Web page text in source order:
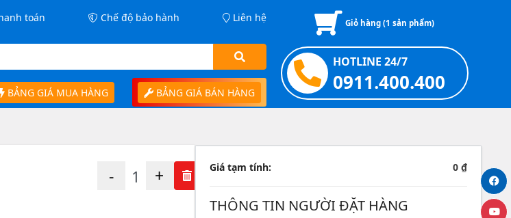
toán Chế độ bảo hành Liên hệ
BẢNG GIÁ MUA HÀNG BẢNG GIÁ BÁN HÀNG
Giỏ hàng (1 sản phẩm)
HOTLINE 24/7
0911.400.400
- + Giá tạm tính: 0 ₫
THÔNG TIN NGƯỜI ĐẶT HÀNG